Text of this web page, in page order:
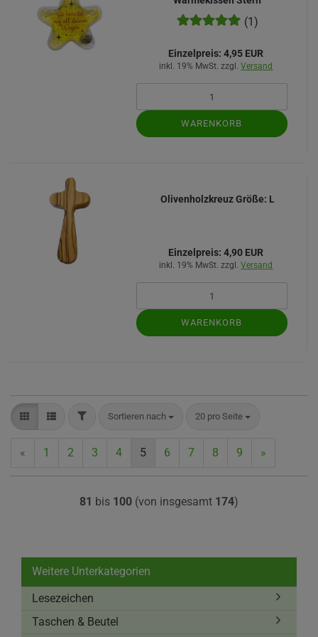
(1)
Einzelpreis: 4,95 EUR
inkl. 19% MwSt. zzgl.Versand
WARENKORB
Olivenholzkreuz Größe: L
Einzelpreis: 4,90 EUR
inkl. 19% MwSt. zzgl.Versand
WARENKORB
FILTERSortieren nach
Sortieren nach 20 pro Seite
pro Seite
« 1 2 3 4 5 6 7 8 9 »
81 bis 100 (von insgesamt 174)
Weitere Unterkategorien
Lesezeichen
Taschen & Beutel